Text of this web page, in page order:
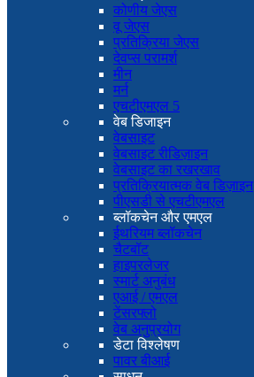
कोणीय जेएस
वू जेएस
प्रतिक्रिया जेएस
देवप्स परामर्श
मीन
मर्न
एचटीएमएल 5
वेब डिजाइन
वेबसाइट
वेबसाइट रीडिज़ाइन
वेबसाइट का रखरखाव
प्रतिक्रियात्मक वेब डिज़ाइन
पीएसडी से एचटीएमएल
ब्लॉकचेन और एमएल
ईथरियम ब्लॉकचेन
चैटबॉट
हाइपरलेजर
स्मार्ट अनुबंध
एआई / एमएल
टेंसरफ्लो
वेब अनुप्रयोग
डेटा विश्लेषण
पावर बीआई